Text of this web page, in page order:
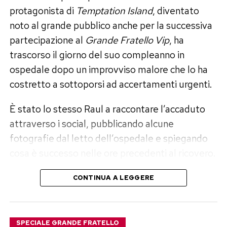
errori. Ora, assicura lei, tra loro non esiste alcun
contatto.
Un anno senza frequentazioni:
«Dovevo elaborare il dolore»
Vatiero una scelta precisa. Nessuna relazione di
passaggio, nessun flirt estivo buono per
riempire le pagine di gossip e neppure la ricerca
per scelta mia, non ho avuto alcun tipo di
frequentazione né di rapporto, nemmeno
Un isolamento sentimentale consapevole,
protagonista di Temptation Island, diventato
noto al grande pubblico anche per la successiva
partecipazione al Grande Fratello Vip, ha
trascorso il giorno del suo compleanno in
ospedale dopo un improvviso malore che lo ha
costretto a sottoporsi ad accertamenti urgenti.
È stato lo stesso Raul a raccontare l’accaduto
attraverso i social, pubblicando alcune
fotografie dal letto dell’ospedale e spiegando
Il malore durante il viaggio
Raul Dumitras ha raccontato che tutto è iniziato
durante una trasferta di lavoro a Messina.
CONTINUA A LEGGERE
SPECIALE GRANDE FRATELLO